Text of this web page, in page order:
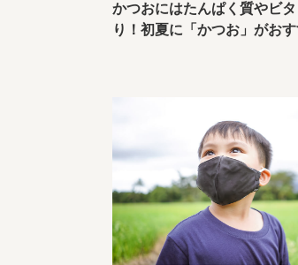
かつおにはたんぱく質やビ
り！初夏に「かつお」がお